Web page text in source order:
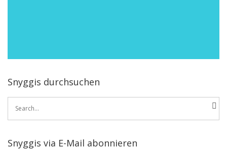
Snyggis durchsuchen
Search
Snyggis via E-Mail abonnieren